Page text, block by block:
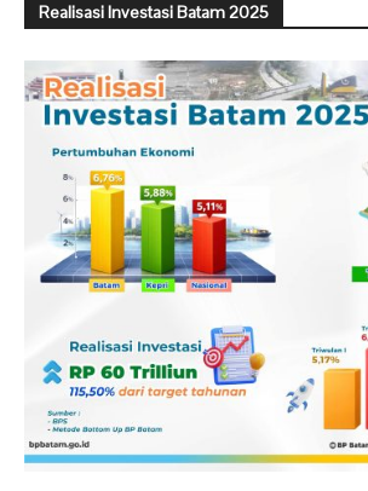
Realisasi Investasi Batam 2025